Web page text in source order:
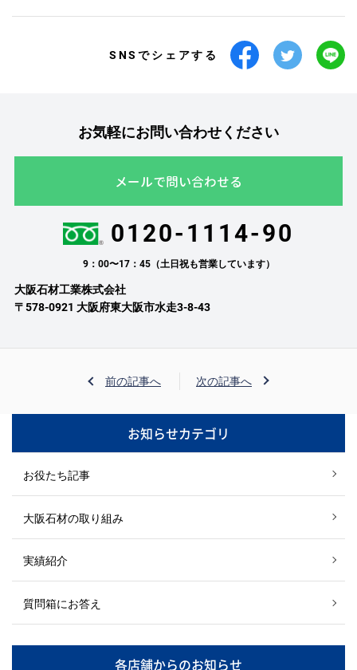
SNSでシェアする
お気軽にお問い合わせください
メールで問い合わせる
0120-1114-90
9：00〜17：45（土日祝も営業しています）
大阪石材工業株式会社
〒578-0921 大阪府東大阪市水走3-8-43
前の記事へ 次の記事へ
お知らせカテゴリ
お役たち記事
大阪石材の取り組み
実績紹介
質問箱にお答え
各店舗からのお知らせ